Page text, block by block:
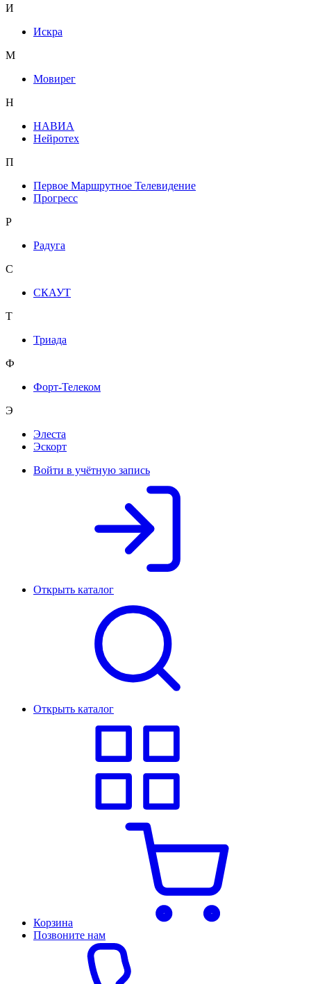
И
Искра
М
Мовирег
Н
НАВИА
Нейротех
П
Первое Маршрутное Телевидение
Прогресс
Р
Радуга
С
СКАУТ
Т
Триада
Ф
Форт-Телеком
Э
Элеста
Эскорт
Войти в учётную запись
Открыть каталог
Открыть каталог
Корзина
Позвоните нам